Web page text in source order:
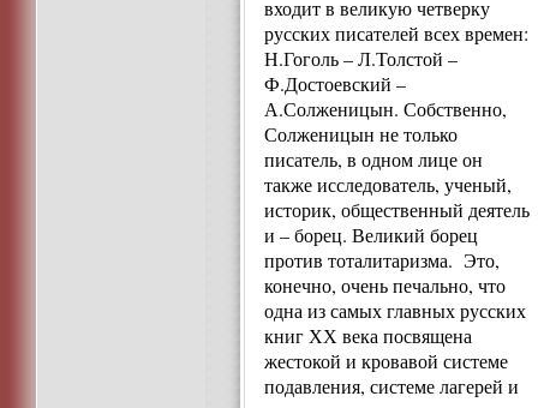
входит в великую четверку
русских писателей всех времен:
Н.Гоголь – Л.Толстой –
Ф.Достоевский –
А.Солженицын. Собственно,
Солженицын не только
писатель, в одном лице он
также исследователь, ученый,
историк, общественный деятель
и – борец. Великий борец
против тоталитаризма. Это,
конечно, очень печально, что
одна из самых главных русских
книг ХХ века посвящена
жестокой и кровавой системе
подавления, системе лагерей и